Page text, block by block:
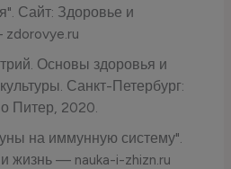
Сайт: Здоровье и
Основы здоровья и
Санкт-Петербург:
Питер, 2020.
на иммунную систему".
жизнь — nauka-i-zhizn.ru